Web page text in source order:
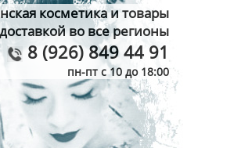
косметика и товары
во все регионы
8 (926) 849 44 91
пн-пт с 10 до 18:00